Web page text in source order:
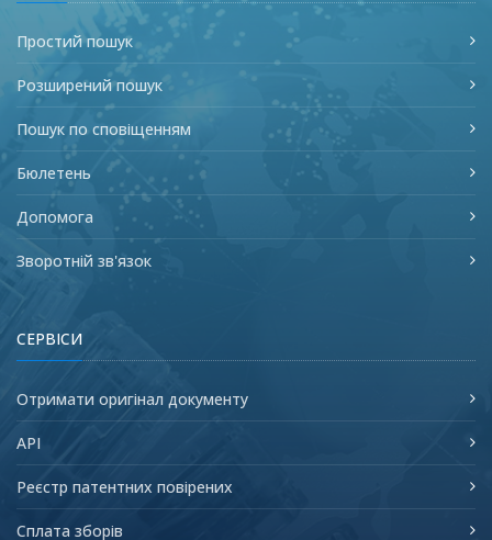
Простий пошук
Розширений пошук
Пошук по сповіщенням
Бюлетень
Допомога
Зворотній зв'язок
СЕРВІСИ
Отримати оригінал документу
API
Реєстр патентних повірених
Сплата зборів